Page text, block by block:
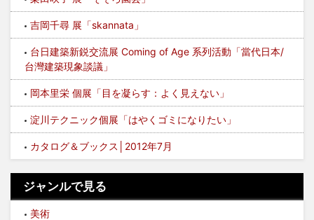
吉岡千尋 展「skannata」
台日建築新鋭交流展 Coming of Age 系列活動「當代日本/
台灣建築現象談議」
岡本里栄 個展「目を凝らす：よく見えない」
淀川テクニック個展「はやくゴミになりたい」
カタログ＆ブックス│2012年7月
ジャンルで見る
美術